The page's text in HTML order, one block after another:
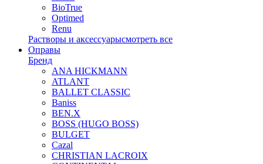
BioTrue
Optimed
Renu
Растворы и аксессуарысмотреть все
Оправы
Бренд
ANA HICKMANN
ATLANT
BALLET CLASSIC
Baniss
BEN.X
BOSS (HUGO BOSS)
BULGET
Cazal
CHRISTIAN LACROIX